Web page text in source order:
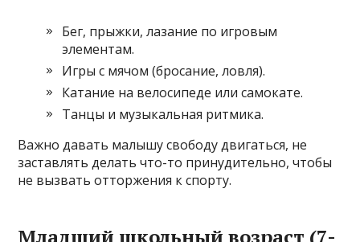
Бег, прыжки, лазание по игровым
элементам.
Игры с мячом (бросание, ловля).
Катание на велосипеде или самокате.
Танцы и музыкальная ритмика.
Важно давать малышу свободу двигаться, не
заставлять делать что-то принудительно, чтобы
не вызвать отторжения к спорту.
Младший школьный возраст (7-